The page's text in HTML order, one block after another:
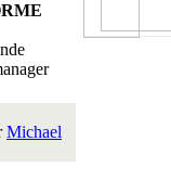
Michael